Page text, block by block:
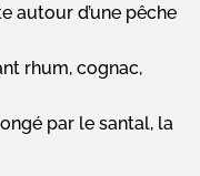
autour d’une pêche
rhum, cognac,
par le santal, la